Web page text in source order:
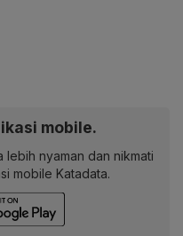
mobile.
lebih nyaman dan nikmati
mobile Katadata.